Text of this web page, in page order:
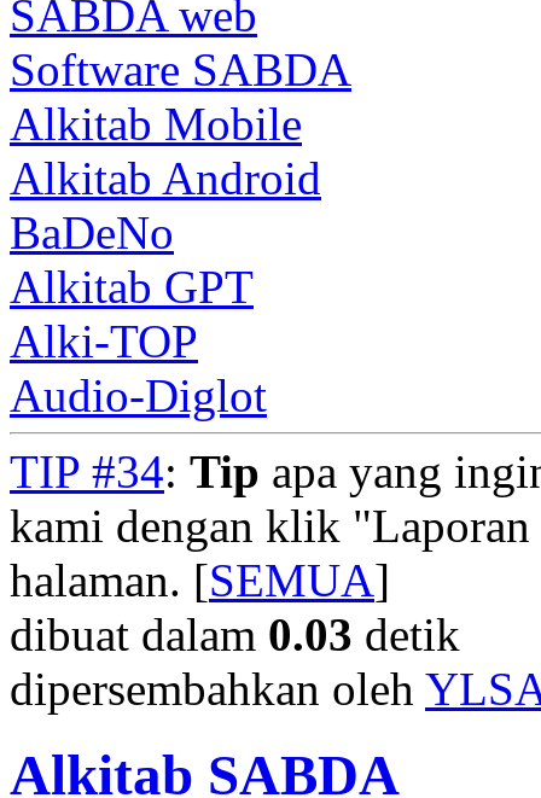
SABDA web
Software SABDA
Alkitab Mobile
Alkitab Android
BaDeNo
Alkitab GPT
Alki-TOP
Audio-Diglot
TIP #34: Tip apa yang
kami dengan klik "Laporan
halaman. [SEMUA]
dibuat dalam 0.03 detik
dipersembahkan oleh
Alkitab SABDA